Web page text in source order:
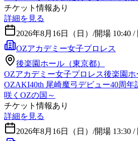
チケット情報あり
詳細を見る
2026年8月16日（日） /開場 10:40 /
OZアカデミー女子プロレス
後楽園ホール（東京都）
OZアカデミー女子プロレス後楽園ホ
OZAKI40th 尾崎魔弓デビュー40周
咲くOZの国～
チケット情報あり
詳細を見る
2026年8月16日（日） /開場 13:30 /